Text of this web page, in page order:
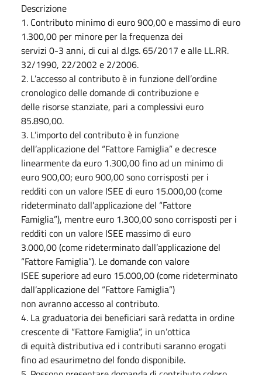
Descrizione
1. Contributo minimo di euro 900,00 e massimo di euro
1.300,00 per minore per la frequenza dei
servizi 0-3 anni, di cui al d.lgs. 65/2017 e alle LL.RR.
32/1990, 22/2002 e 2/2006.
2. L’accesso al contributo è in funzione dell’ordine
cronologico delle domande di contribuzione e
delle risorse stanziate, pari a complessivi euro
85.890,00.
3. L’importo del contributo è in funzione
dell’applicazione del “Fattore Famiglia” e decresce
linearmente da euro 1.300,00 fino ad un minimo di
euro 900,00; euro 900,00 sono corrisposti per i
redditi con un valore ISEE di euro 15.000,00 (come
rideterminato dall’applicazione del “Fattore
Famiglia”), mentre euro 1.300,00 sono corrisposti per i
redditi con un valore ISEE massimo di euro
3.000,00 (come rideterminato dall’applicazione del
“Fattore Famiglia”). Le domande con valore
ISEE superiore ad euro 15.000,00 (come rideterminato
dall’applicazione del “Fattore Famiglia”)
non avranno accesso al contributo.
4. La graduatoria dei beneficiari sarà redatta in ordine
crescente di “Fattore Famiglia”, in un’ottica
di equità distributiva ed i contributi saranno erogati
fino ad esaurimetno del fondo disponibile.